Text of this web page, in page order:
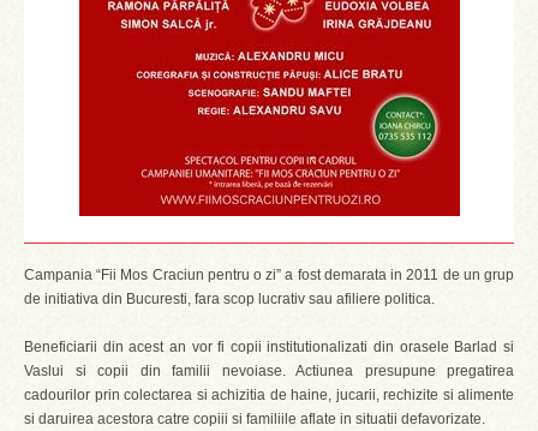
Campania “Fii Mos Craciun pentru o zi” a fost demarata in 2011 de un grup
de initiativa din Bucuresti, fara scop lucrativ sau afiliere politica.
Beneficiarii din acest an vor fi copii institutionalizati din orasele Barlad si
Vaslui si copii din familii nevoiase. Actiunea presupune pregatirea
cadourilor prin colectarea si achizitia de haine, jucarii, rechizite si alimente
si daruirea acestora catre copiii si familiile aflate in situatii defavorizate.